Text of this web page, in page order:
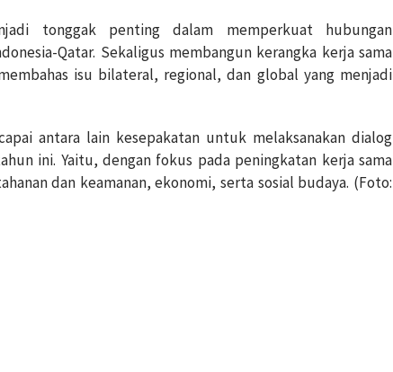
tonggak penting dalam memperkuat hubungan
Qatar. Sekaligus membangun kerangka kerja sama
isu bilateral, regional, dan global yang menjadi
antara lain kesepakatan untuk melaksanakan dialog
ini. Yaitu, dengan fokus pada peningkatan kerja sama
dan keamanan, ekonomi, serta sosial budaya. (Foto: